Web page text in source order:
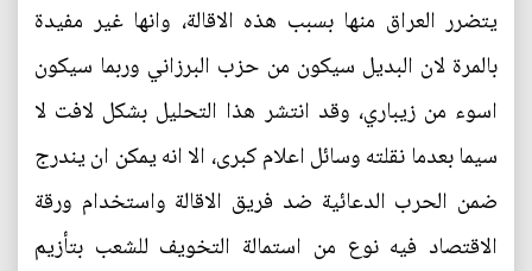
يتضرر العراق منها بسبب هذه الاقالة، وانها غير مفيدة
بالمرة لان البديل سيكون من حزب البرزاني وربما سيكون
اسوء من زيباري، وقد انتشر هذا التحليل بشكل لافت لا
سيما بعدما نقلته وسائل اعلام كبرى، الا انه يمكن ان يندرج
ضمن الحرب الدعائية ضد فريق الاقالة واستخدام ورقة
الاقتصاد فيه نوع من استمالة التخويف للشعب بتأزيم